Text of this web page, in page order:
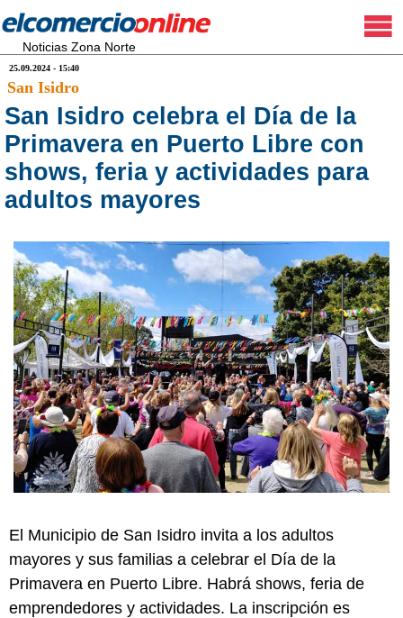
Noticias Zona Norte
25.09.2024 - 15:40
San Isidro
San Isidro celebra el Día de la
Primavera en Puerto Libre con
shows, feria y actividades para
adultos mayores
El Municipio de San Isidro invita a los adultos
mayores y sus familias a celebrar el Día de la
Primavera en Puerto Libre. Habrá shows, feria de
emprendedores y actividades. La inscripción es